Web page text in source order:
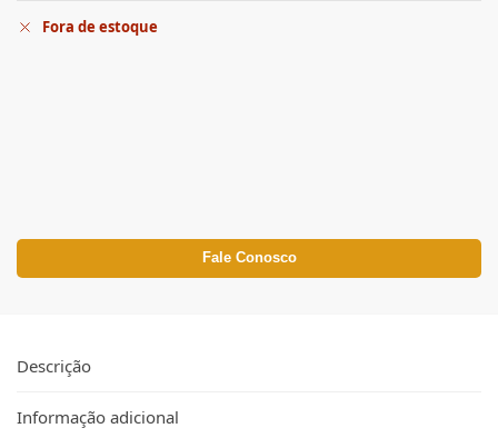
Fora de estoque
Fale Conosco
Descrição
Informação adicional